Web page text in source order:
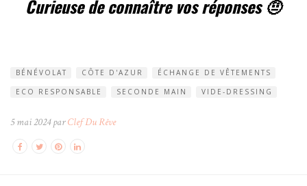
Curieuse de connaître vos réponses 🤨
BÉNÉVOLAT CÔTE D'AZUR
ÉCHANGE DE VÊTEMENTS
ECO RESPONSABLE
SECONDE MAIN VIDE-DRESSING
5 mai 2024 parClef Du Rêve